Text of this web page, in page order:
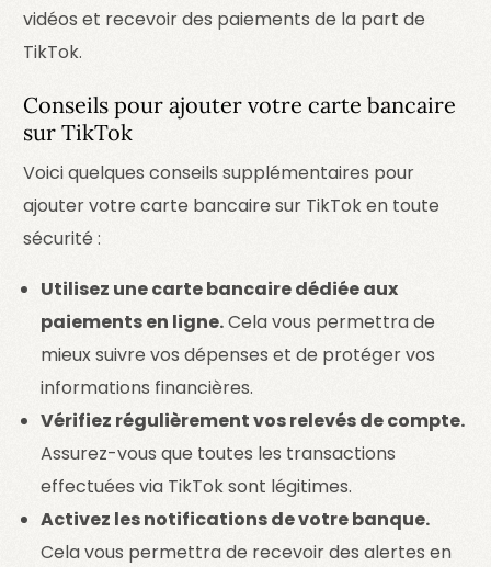
vidéos et recevoir des paiements de la part de
TikTok.
Conseils pour ajouter votre carte bancaire
sur TikTok
Voici quelques conseils supplémentaires pour
ajouter votre carte bancaire sur TikTok en toute
sécurité :
Utilisez une carte bancaire dédiée aux
paiements en ligne.Cela vous permettra de
mieux suivre vos dépenses et de protéger vos
informations financières.
Vérifiez régulièrement vos relevés de compte.
Assurez-vous que toutes les transactions
effectuées via TikTok sont légitimes.
Activez les notifications de votre banque.
Cela vous permettra de recevoir des alertes en